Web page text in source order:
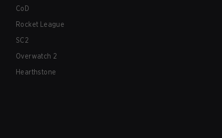
CoD
Rocket League
SC2
Overwatch 2
Hearthstone